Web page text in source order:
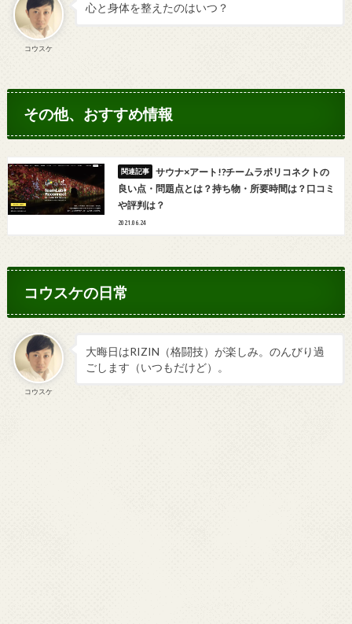
コウスケ
心と身体を整えたのはいつ？
その他、おすすめ情報
サウナ×アート!?チームラボリコネクトの
良い点・問題点とは？持ち物・所要時間は？口コミ
や評判は？
2021.06.24
コウスケの日常
コウスケ
大晦日はRIZIN（格闘技）が楽しみ。のんびり過
ごします（いつもだけど）。